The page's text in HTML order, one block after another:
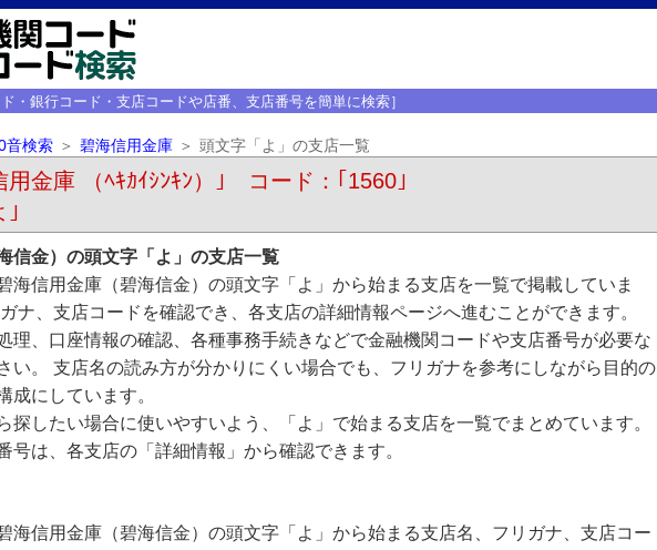
・銀行コード・支店コードや店番、支店番号を簡単に検索］
音検索 碧海信用金庫 頭文字「よ」の支店一覧
用金庫 （ﾍｷｶｲｼﾝｷﾝ）｣ コード：｢1560｣
｣
信金）の頭文字「よ」の支店一覧
海信用金庫（碧海信金）の頭文字「よ」から始まる支店を一覧で掲載していま
ナ、支店コードを確認でき、各支店の詳細情報ページへ進むことができます。
理、口座情報の確認、各種事務手続きなどで金融機関コードや支店番号が必要な
い。 支店名の読み方が分かりにくい場合でも、フリガナを参考にしながら目的の
成にしています。
探したい場合に使いやすいよう、「よ」で始まる支店を一覧でまとめています。
号は、各支店の「詳細情報」から確認できます。
海信用金庫（碧海信金）の頭文字「よ」から始まる支店名、フリガナ、支店コー